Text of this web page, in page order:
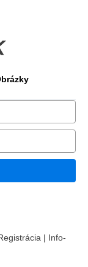
| Info-